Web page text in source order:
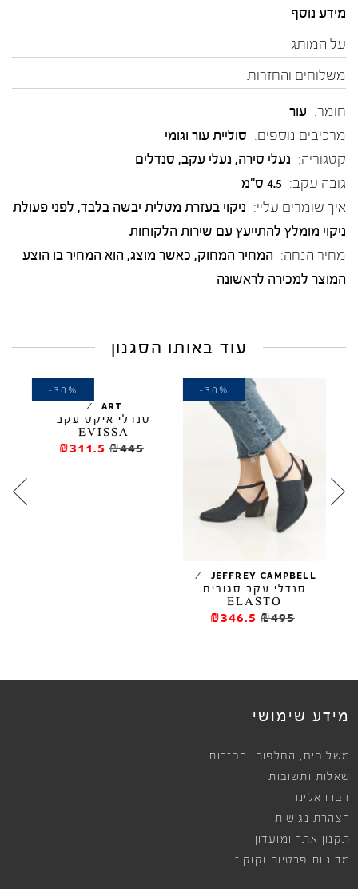
מידע נוסף
על המותג
משלוחים והחזרות
חומר: עור
מרכיבים נוספים: סוליית עור וגומי
קטגוריה: נעלי סירה, נעלי עקב, סנדלים
גובה עקב: 4.5 ס"מ
איך שומרים עליי: ניקוי בעזרת מטלית יבשה בלבד, לפני פעולת
ניקוי מומלץ להתייעץ עם שירות הלקוחות
מחיר הנחה: המחיר המחוק, כאשר מוצג, הוא המחיר בו הוצע
המוצר למכירה לראשונה
עוד באותו הסגנון
JEFFREY CAMPBELL
/
סנדלי עקב סגורים
ELASTO
₪495
₪346.5
-30%
ART
/
סנדלי איקס עקב
EVISSA
₪445
₪311.5
-30%
מידע שימושי
משלוחים , החלפות והחזרות
שאלות ותשובות
דברו אלינו
הצהרת נגישות
תקנון אתר ומועדון
מדיניות פרטיות וקוקיז